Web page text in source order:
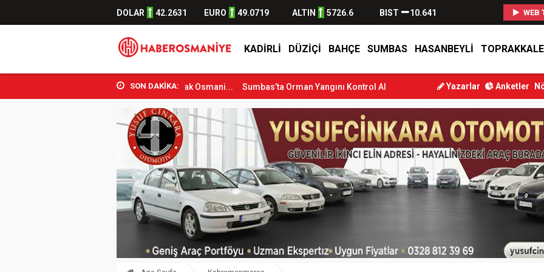
DOLAR 42.2631 EURO 49.0719 ALTIN 5726.6 BIST 10.641 WEB
KADIRLI DÜZIÇI BAHÇE SUMBAS HASANBEYLI TOPRAKKALE
SON DAKİKA:
Spor Bakanı Osman Aşkın Bak Osmani... Sumbas’ta Orman Yangını Kontrol Altına Alındı Osmaniye’de Tren Çarpması: Genç
Yazarlar Anketler